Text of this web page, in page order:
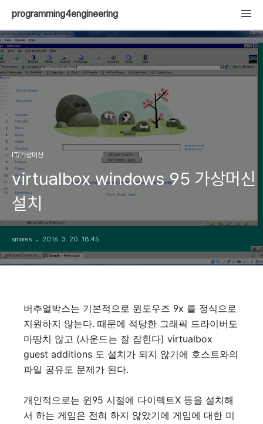
programming4engineering
IT/가상머신
virtualbox windows 95 가상머신
설치
smores 2016. 3. 20. 18:45
버추얼박스는 기본적으로 윈도우즈 9x 를 정식으로
지원하지 않는다. 때문에 적당한 그래픽 드라이버도
마땅치 않고 (사운드는 잘 잡힌다) virtualbox
guest additions 도 설치가 되지 않기에 호스트와의
파일 공유도 문제가 된다.
개인적으로는 윈95 시절에 다이렉트X 등을 설치해
서 하는 게임은 전혀 하지 않았기에 게임에 대한 미